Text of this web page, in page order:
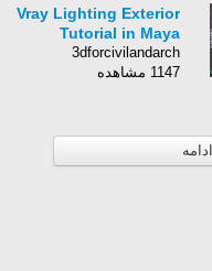
Vray Lighting Exterior
Tutorial in Maya
3dforcivilandarch
1147 مشاهده
ادامه